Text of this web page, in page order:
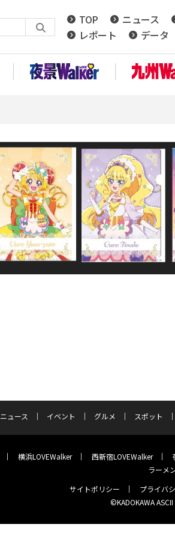
TOP ニュース
レポート
データ
ニュース イベント グルメ スポット
横浜LOVEWalker 西新宿LOVEWalker
ラーメ
サイトポリシー
プライバ
©KADOKAWA